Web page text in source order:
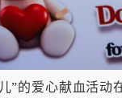
”的爱心献血活